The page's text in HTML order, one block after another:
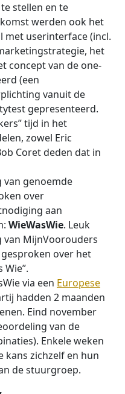
stellen en te
werden ook het
met userinterface (incl.
het
concept van de one-
(een
vanuit de
gepresenteerd.
tijd in het
zowel Eric
Coret deden dat in
van genoemde
over
aan
WieWasWie. Leuk
van MijnVoorouders
over het
via een Europese
hadden 2 maanden
Eind november
van de
Enkele weken
kans zichzelf en hun
de stuurgroep.